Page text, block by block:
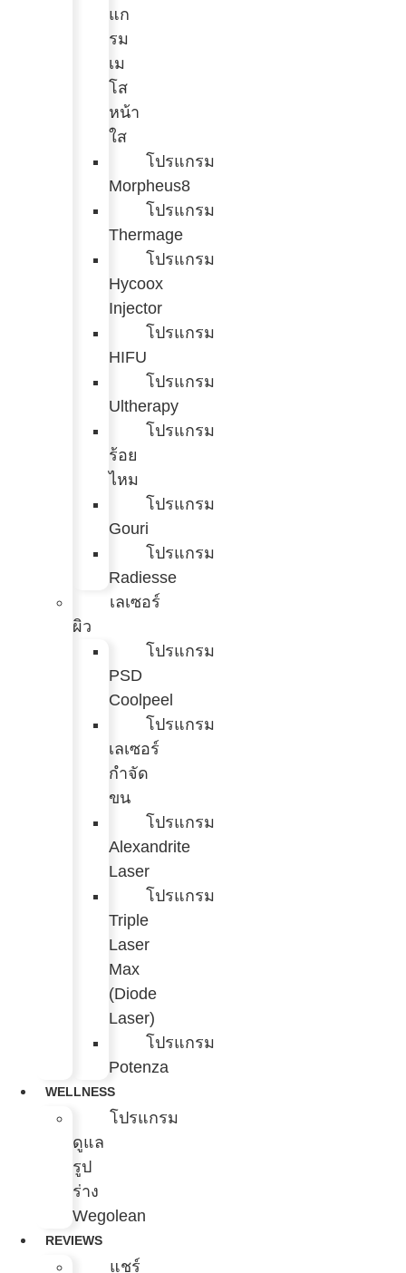
แก
รม
เม
โส
หน้า
ใส
โปรแกรม
Morpheus8
โปรแกรม
Thermage
โปรแกรม
Hycoox
Injector
โปรแกรม
HIFU
โปรแกรม
Ultherapy
โปรแกรม
ร้อย
ไหม
โปรแกรม
Gouri
โปรแกรม
Radiesse
เลเซอร์
ผิว
โปรแกรม
PSD
Coolpeel
โปรแกรม
เลเซอร์
กำจัด
ขน
โปรแกรม
Alexandrite
Laser
โปรแกรม
Triple
Laser
Max
(Diode
Laser)
โปรแกรม
Potenza
WELLNESS
โปรแกรม
ดูแล
รูป
ร่าง
Wegolean
REVIEWS
แชร์